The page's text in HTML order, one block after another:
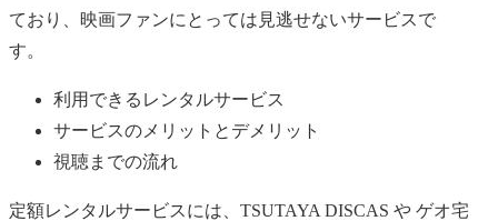
ており、映画ファンにとっては見逃せないサービスで
す。
利用できるレンタルサービス
サービスのメリットとデメリット
視聴までの流れ
定額レンタルサービスには、TSUTAYA DISCAS や ゲオ宅